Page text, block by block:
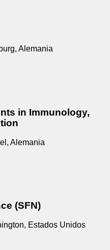
, Alemania
in Immunology,
, Alemania
(SFN)
, Estados Unidos